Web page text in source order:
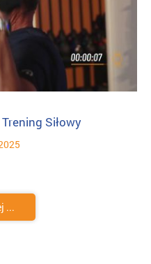
Siłowy
...